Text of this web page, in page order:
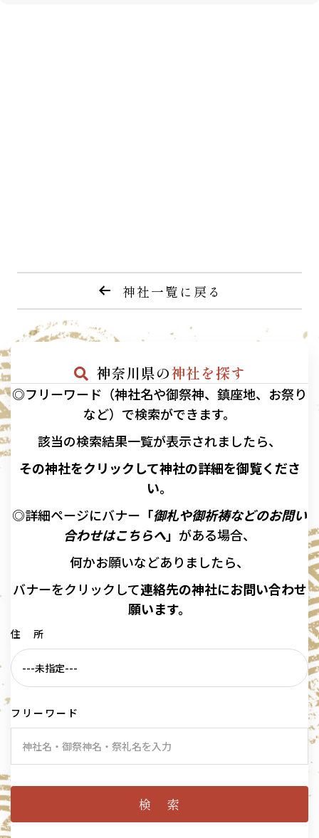
神社一覧に戻る
神奈川県の神社を探す
◎フリーワード（神社名や御祭神、鎮座地、お祭り
など）で検索ができます。
該当の検索結果一覧が表示されましたら、
その神社をクリックして神社の詳細を御覧くださ
い。
◎詳細ページにバナー 「御札や御祈祷などのお問い
合わせはこちらへ」 がある場合、
何かお願いなどありましたら、
バナーをクリックして連絡先の神社にお問い合わせ
願います。
住 所
フリーワード